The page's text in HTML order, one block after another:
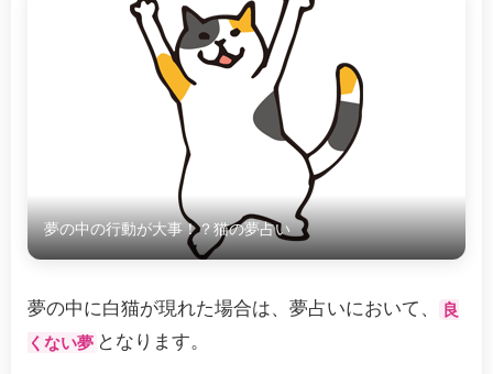
夢の中の行動が大事！？猫の夢占い
夢の中に白猫が現れた場合は、夢占いにおいて、
良
くない夢 となります。